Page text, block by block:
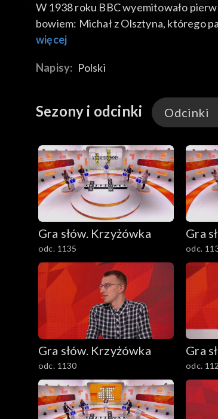
W 1938 roku BBC wyemitowało
bowiem: Michał z Olsztyna, którego
kariery oraz Paweł z Brzegu,
więcej
Napisy: Polski
Sezony i odcinki Odcinki
Odcinki
Gra słów. Krzyżówka
odc. 1135
Gra
odc.
Gra słów. Krzyżówka
odc. 1130
Gra
odc.